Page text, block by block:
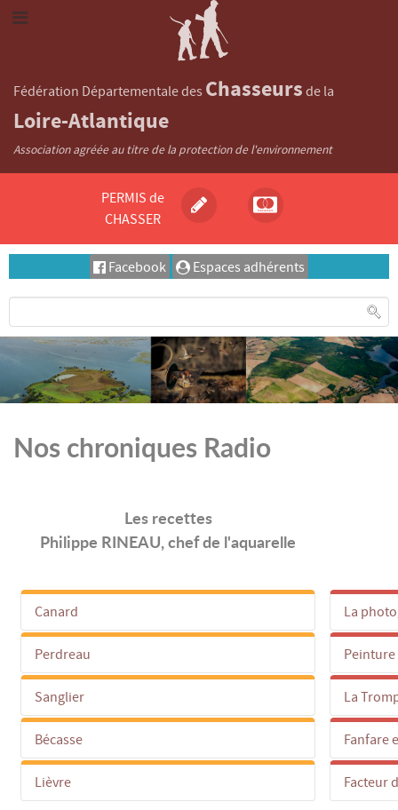
Fédération Départementale des Chasseurs de la
Loire-Atlantique
Association agréée au titre de la protection de l'environnement
PERMIS de
CHASSER
Facebook Espaces adhérents
Nos chroniques Radio
Les recettes
Philippe RINEAU, chef de l'aquarelle
Canard
Perdreau
Sanglier
Bécasse
Lièvre
La
Peinture
La
Fanfare
Facteur